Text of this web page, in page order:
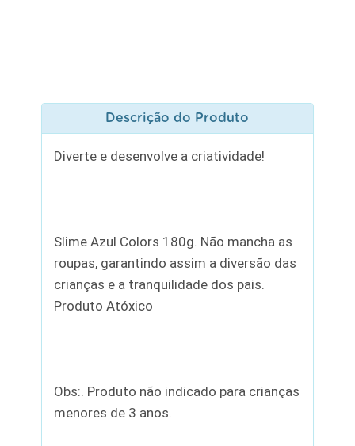
Descrição do Produto
Diverte e desenvolve a criatividade!
Slime Azul Colors 180g. Não mancha as
roupas, garantindo assim a diversão das
crianças e a tranquilidade dos pais.
Produto Atóxico
Obs:. Produto não indicado para crianças
menores de 3 anos.